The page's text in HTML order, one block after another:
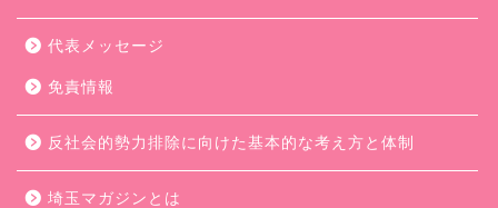
代表メッセージ
免責情報
反社会的勢力排除に向けた基本的な考え方と体制
埼玉マガジンとは